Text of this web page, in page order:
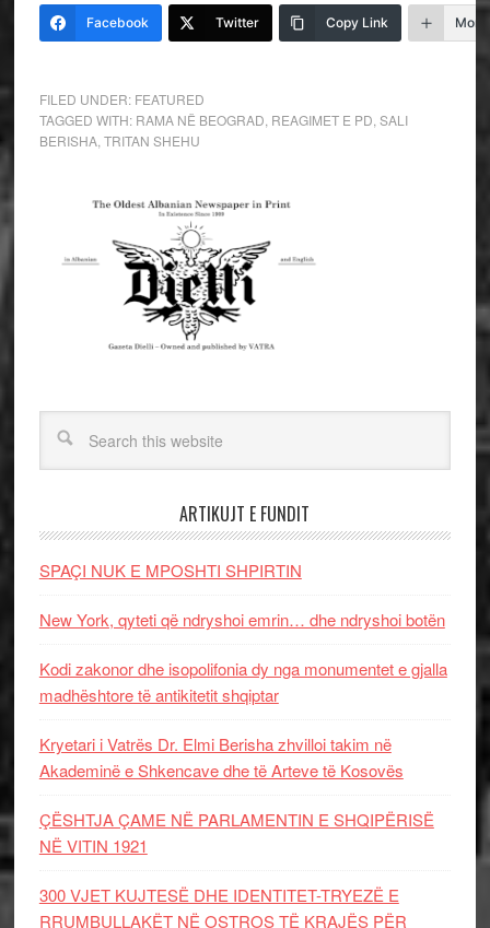
Facebook Twitter Copy Link More
FILED UNDER: FEATURED
TAGGED WITH: RAMA NË BEOGRAD REAGIMET E PD SALI
BERISHA, TRITAN SHEHU
ARTIKUJT E FUNDIT
SPAÇI NUK E MPOSHTI SHPIRTIN
New York, qyteti që ndryshoi emrin… dhe ndryshoi botën
Kodi zakonor dhe isopolifonia dy nga monumentet e gjalla
madhështore të antikitetit shqiptar
Kryetari i Vatrës Dr. Elmi Berisha zhvilloi takim në
Akademinë e Shkencave dhe të Arteve të Kosovës
ÇËSHTJA ÇAME NË PARLAMENTIN E SHQIPËRISË
NË VITIN 1921
300 VJET KUJTESË DHE IDENTITET-TRYEZË E
RRUMBULLAKËT NË OSTROS TË KRAJËS PËR